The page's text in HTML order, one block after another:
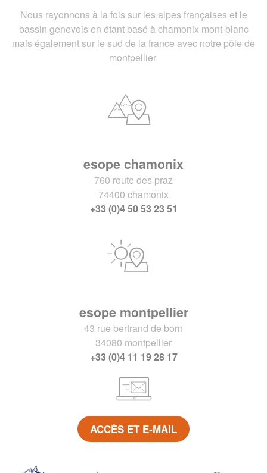
Nous rayonnons à la fois sur les alpes françaises et le
bassin genevois en étant basé à chamonix mont-blanc
mais également sur le sud de la france avec notre pôle de
montpellier.
esope chamonix
760 route des praz
74400 chamonix
+33 (0)4 50 53 23 51
esope montpellier
43 rue bertrand de born
34080 montpellier
+33 (0)4 11 19 28 17
ACCÈS ET E-MAIL